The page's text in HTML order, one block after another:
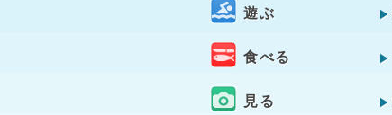
遊ぶ
食べる
見る